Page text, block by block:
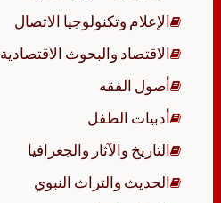
الإعلام وتكنولوجيا الاتصال
الاقتصاد والبحوث الاقتصادية
أصول الفقه
أدبيات الطفل
التاريخ والآثار والجغرافيا
الحديث والتراث النبوي